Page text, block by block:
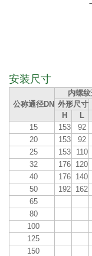
安装尺寸
公称通径DN
内螺
外形尺寸
H
L
15
153 92
20
153 92
25
153 110
32
176 120
40
176 140
50
192 162
65
80
100
125
150